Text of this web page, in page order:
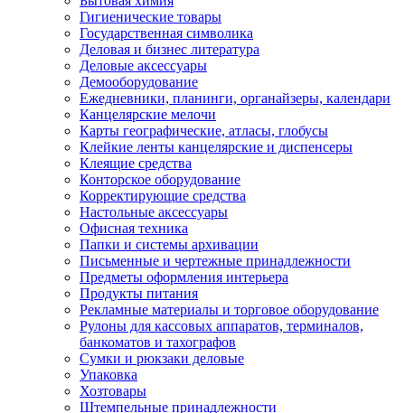
Гигиенические товары
Государственная символика
Деловая и бизнес литература
Деловые аксессуары
Демооборудование
Ежедневники, планинги, органайзеры, календари
Канцелярские мелочи
Карты географические, атласы, глобусы
Клейкие ленты канцелярские и диспенсеры
Клеящие средства
Конторское оборудование
Корректирующие средства
Настольные аксессуары
Офисная техника
Папки и системы архивации
Письменные и чертежные принадлежности
Предметы оформления интерьера
Продукты питания
Рекламные материалы и торговое оборудование
Рулоны для кассовых аппаратов, терминалов,
банкоматов и тахографов
Сумки и рюкзаки деловые
Упаковка
Хозтовары
Штемпельные принадлежности